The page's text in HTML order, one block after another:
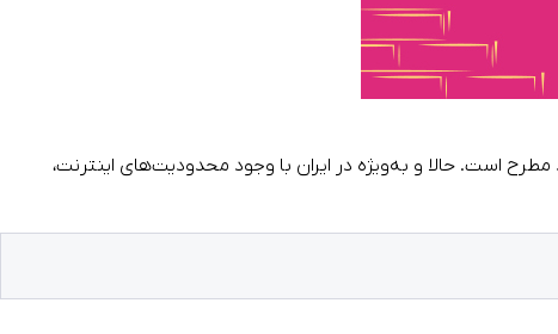
مطرح است. حالا و به‌ویژه در ایران با وجود محدودیت‌های اینترنت،